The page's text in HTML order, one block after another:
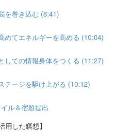
を巻き込む (8:41)
てエネルギーを高める (10:04)
ての情報身体をつくる (11:27)
ージを駆け上がる (10:12)
ル＆宿題提出
した瞑想】